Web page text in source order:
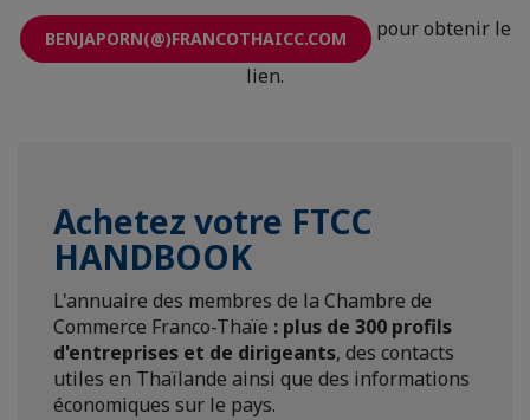
BENJAPORN(@)FRANCOTHAICC.COM
pour obtenir le
lien.
Achetez votre FTCC
HANDBOOK
L'annuaire des membres de la Chambre de
Commerce Franco-Thaïe : plus de 300 profils
d'entreprises et de dirigeants, des contacts
utiles en Thaïlande ainsi que des informations
économiques sur le pays.